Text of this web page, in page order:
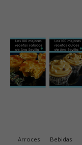
Arroces Bebidas